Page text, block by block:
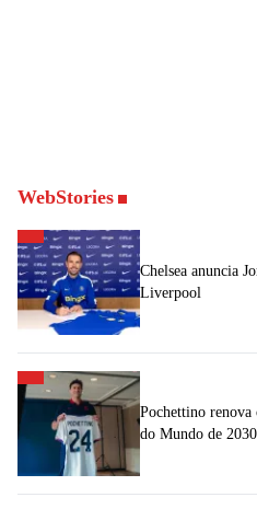
WebStories
Chelsea anuncia
Liverpool
Pochettino renova
do Mundo de 2030